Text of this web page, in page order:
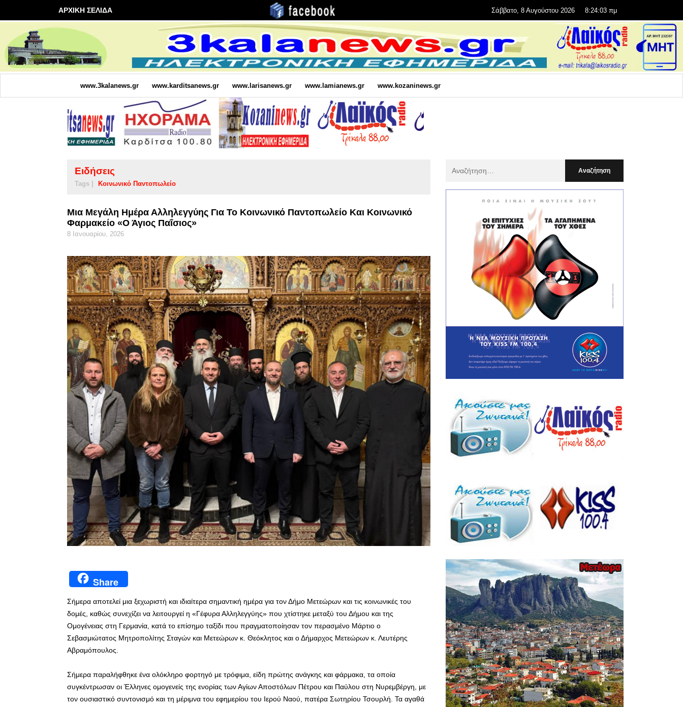
ΑΡΧΙΚΗ ΣΕΛΙΔΑ Σάββατο, 8 Αυγούστου 2026 8:24:04 πμ
www.3kalanews.gr www.karditsanews.gr www.larisanews.gr www.lamianews.gr www.kozaninews.gr
Ειδήσεις
Tags | Κοινωνικό Παντοπωλείο
Μια Μεγάλη Ημέρα Αλληλεγγύης Για Το Κοινωνικό Παντοπωλείο Και Κοινωνικό
Φαρμακείο «Ο Άγιος Παΐσιος»
8 Ιανουαρίου, 2026
Share
Σήμερα αποτελεί μια ξεχωριστή και ιδιαίτερα σημαντική ημέρα για τον Δήμο Μετεώρων και τις κοινωνικές του
δομές, καθώς συνεχίζει να λειτουργεί η «Γέφυρα Αλληλεγγύης» που χτίστηκε μεταξύ του Δήμου και της
Ομογένειας στη Γερμανία, κατά το επίσημο ταξίδι που πραγματοποίησαν τον περασμένο Μάρτιο ο
Σεβασμιώτατος Μητροπολίτης Σταγών και Μετεώρων κ. Θεόκλητος και ο Δήμαρχος Μετεώρων κ. Λευτέρης
Αβραμόπουλος.
Σήμερα παραλήφθηκε ένα ολόκληρο φορτηγό με τρόφιμα, είδη πρώτης ανάγκης και φάρμακα, τα οποία
συγκέντρωσαν οι Έλληνες ομογενείς της ενορίας των Αγίων Αποστόλων Πέτρου και Παύλου στη Νυρεμβέργη, με
τον ουσιαστικό συντονισμό και τη μέριμνα του εφημερίου του Ιερού Ναού, πατέρα Σωτηρίου Τσουρλή. Τα αγαθά
: